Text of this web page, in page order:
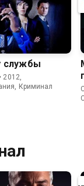
службы
2012,
Криминал